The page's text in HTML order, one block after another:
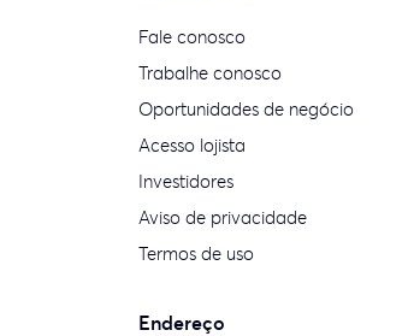
Fale conosco
Trabalhe conosco
Oportunidades de negócio
Acesso lojista
Investidores
Aviso de privacidade
Termos de uso
Endereço